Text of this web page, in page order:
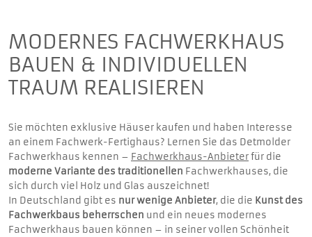
MODERNES FACHWERKHAUS
BAUEN & INDIVIDUELLEN
TRAUM REALISIEREN
Sie möchten exklusive Häuser kaufen und haben Interesse
an einem Fachwerk-Fertighaus? Lernen Sie das Detmolder
Fachwerkhaus kennen – Fachwerkhaus-Anbieterfür die
moderne Variante des traditionellen Fachwerkhauses, die
sich durch viel Holz und Glas auszeichnet!
In Deutschland gibt es nur wenige Anbieter, die die Kunst des
Fachwerkbaus beherrschen und ein neues modernes
Fachwerkhaus bauen können – in seiner vollen Schönheit